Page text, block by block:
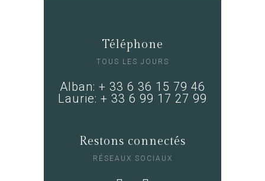
Téléphone
TOUS LES JOURS
Alban: + 33 6 36 15 79 46
Laurie: + 33 6 99 17 27 99
Restons connectés
RÉSEAUX SOCIAUX